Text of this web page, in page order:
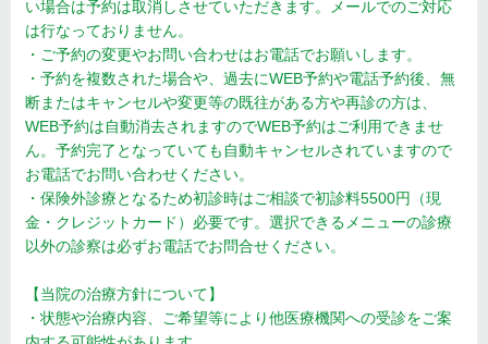
い場合は予約は取消しさせていただきます。メールでのご対応
は行なっておりません。
・ご予約の変更やお問い合わせはお電話でお願いします。
・予約を複数された場合や、過去にWEB予約や電話予約後、無
断またはキャンセルや変更等の既往がある方や再診の方は、
WEB予約は自動消去されますのでWEB予約はご利用できませ
ん。予約完了となっていても自動キャンセルされていますので
お電話でお問い合わせください。
・保険外診療となるため初診時はご相談で初診料5500円（現
金・クレジットカード）必要です。選択できるメニューの診療
以外の診察は必ずお電話でお問合せください。
【当院の治療方針について】
・状態や治療内容、ご希望等により他医療機関への受診をご案